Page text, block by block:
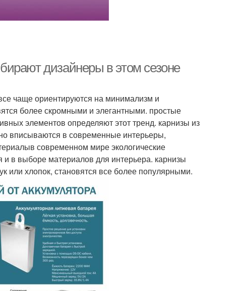
дизайнеры в этом сезоне
чаще ориентируются на минимализм и
более скромными и элегантными. простые
элементов определяют этот тренд. карнизы из
вписываются в современные интерьеры,
современном мире экологические
и в выборе материалов для интерьера. карнизы
или хлопок, становятся все более популярными.